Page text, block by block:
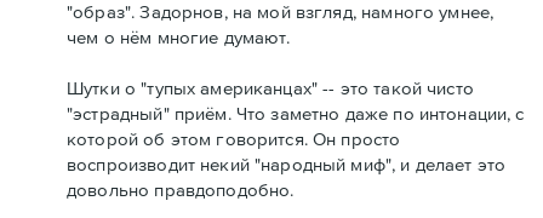
"образ". Задорнов, на мой взгляд, намного умнее,
чем о нём многие думают.
Шутки о "тупых американцах" -- это такой чисто
"эстрадный" приём. Что заметно даже по интонации, с
которой об этом говорится. Он просто
воспроизводит некий "народный миф", и делает это
довольно правдоподобно.